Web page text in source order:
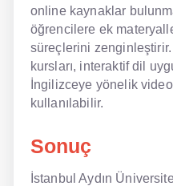
online kaynaklar
öğrencilere ek
süreçlerini
kursları, interaktif dil
İngilizceye yönelik
kullanılabilir.
Sonuç
İstanbul Aydın